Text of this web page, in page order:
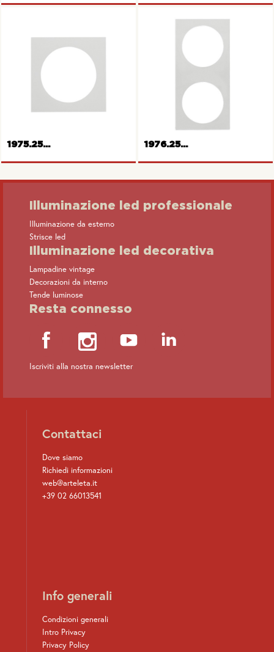
Scatola (cuffia di protezione) Scatola (cuffia di protezione)
Cornice singola Serie Pure
1975.25... 1976.25...
Illuminazione led professionale
Illuminazione da esterno
Strisce led
Illuminazione led decorativa
Lampadine vintage
Decorazioni da interno
Tende luminose
Resta connesso
Iscriviti alla nostra newsletter
Contattaci
Dove siamo
Richiedi informazioni
web@arteleta.it
+39 02 66013541
Info generali
Condizioni generali
Intro Privacy
Privacy Policy